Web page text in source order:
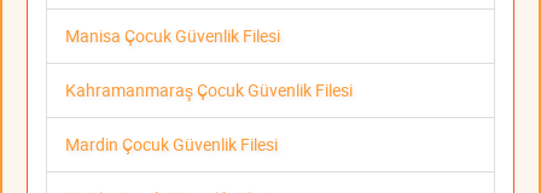
Manisa Çocuk Güvenlik Filesi
Kahramanmaraş Çocuk Güvenlik Filesi
Mardin Çocuk Güvenlik Filesi